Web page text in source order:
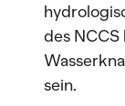
des
sein.